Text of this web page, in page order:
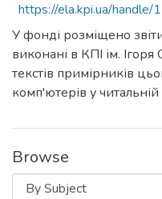
https://ela.kpi.ua/
У фонді розміщено
виконані в КПІ ім.
текстів примірників
комп'ютерів у
Browse